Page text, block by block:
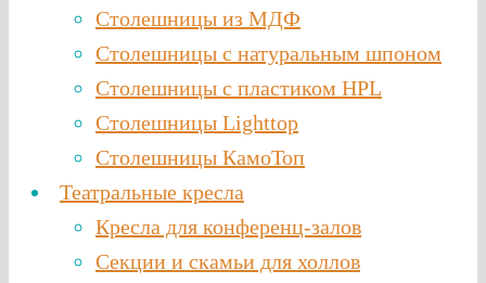
Столешницы из МДФ
Столешницы с натуральным шпоном
Столешницы c пластиком HPL
Столешницы Lighttop
Столешницы КамоТоп
Театральные кресла
Кресла для конференц-залов
Секции и скамьи для холлов